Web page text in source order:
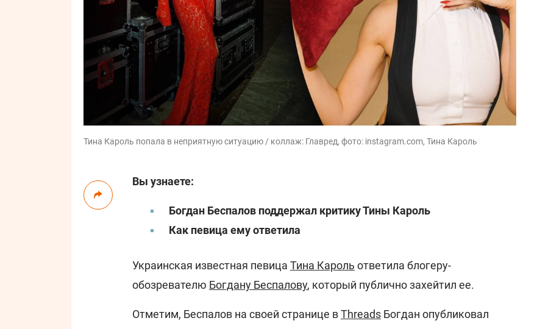
Тина Кароль попала в неприятную ситуацию / коллаж: Главред, фото: instagram.com, Тина Кароль
Вы узнаете:
Богдан Беспалов поддержал критику Тины Кароль
Как певица ему ответила
Украинская известная певица Тина Кароль ответила блогеру-
обозревателю Богдану Беспалову, который публично захейтил ее.
Отметим, Беспалов на своей странице вThreads Богдан опубликовал